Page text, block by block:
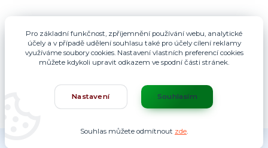
Pro základní funkčnost, zpříjemnění používání webu, analytické
účely a v případě udělení souhlasu také pro účely cílení reklamy
využíváme soubory cookies. Nastavení vlastních preferencí cookies
můžete kdykoli upravit odkazem ve spodní části stránek.
Nastavení Souhlasím
Souhlas můžete odmítnout zde.